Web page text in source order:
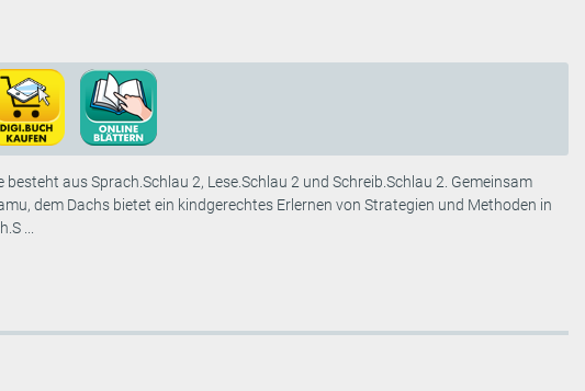
aus Sprach.Schlau 2, Lese.Schlau 2 und Schreib.Schlau 2. Gemeinsam
dem Dachs bietet ein kindgerechtes Erlernen von Strategien und Methoden in
...